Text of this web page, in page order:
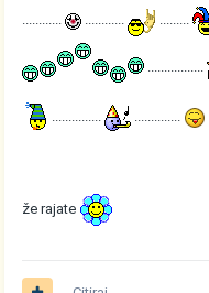
............ ............ .........
.................
............... ..............
že rajate